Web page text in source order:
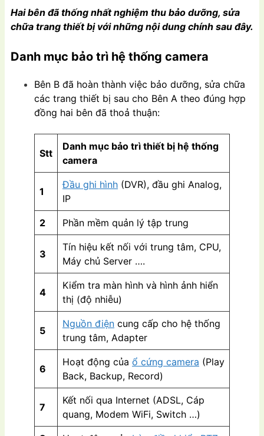
Hai bên đã thống nhất nghiệm thu bảo dưỡng, sửa
chữa trang thiết bị với những nội dung chính sau đây.
Danh mục bảo trì hệ thống camera
Bên B đã hoàn thành việc bảo dưỡng, sửa chữa
các trang thiết bị sau cho Bên A theo đúng hợp
đồng hai bên đã thoả thuận:
Stt
Danh mục bảo trì thiết bị hệ thống
camera
1
Đầu ghi hình (DVR), đầu ghi Analog,
IP
2 Phần mềm quản lý tập trung
3
Tín hiệu kết nối với trung tâm, CPU,
Máy chủ Server ….
4
Kiểm tra màn hình và hình ảnh hiển
thị (độ nhiễu)
5
Nguồn điện cung cấp cho hệ thống
trung tâm, Adapter
6
Hoạt động của ổ cứng camera (Play
Back, Backup, Record)
7
Kết nối qua Internet (ADSL, Cáp
quang, Modem WiFi, Switch …)